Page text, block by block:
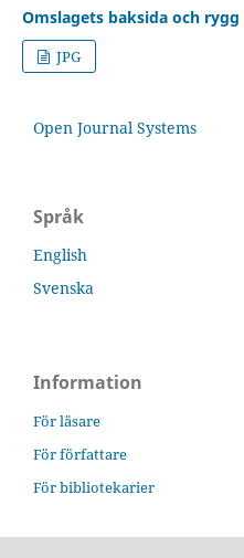
Omslagets baksida och rygg
JPG
Open Journal Systems
Språk
English
Svenska
Information
För läsare
För författare
För bibliotekarier